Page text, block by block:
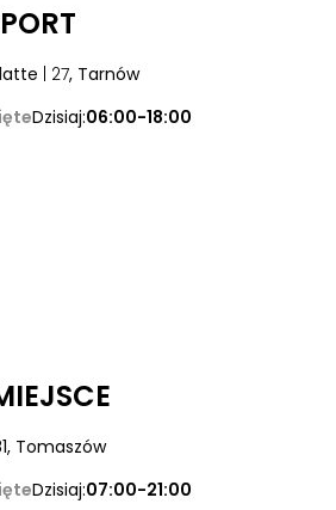
| 27, Tarnów
Dzisiaj:06:00-18:00
, Tomaszów
Dzisiaj:07:00-21:00